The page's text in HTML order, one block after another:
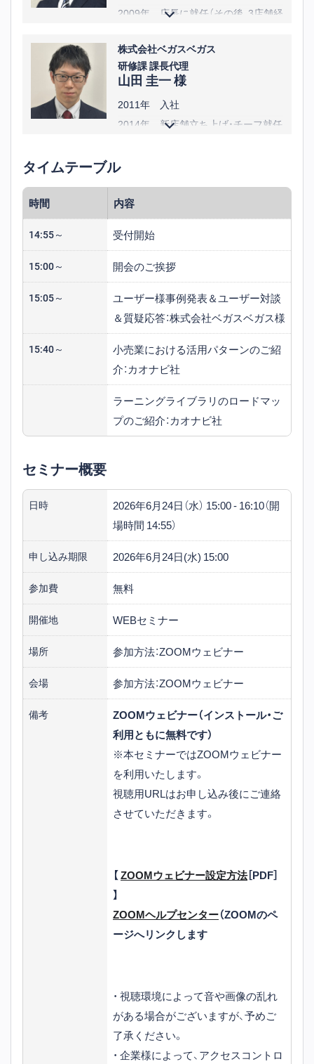
2009年 店長に就任（その後、3店舗経
2013年 エリア長に就任
2023年 人事総務部 部長に就任
2025年 DX推進部 部長を兼務／執
行役員 部長に就任
株式会社ベガスベガス
研修課 課長代理
山田 圭一 様
2011年 入社
2014年 新店舗立ち上げ・チーフ就任
2020年 人事総務部・新卒採用担当就
2022年 サービス研修課・研修担当就
任
2025年 研修課・課長代理就任
タイムテーブル
時間 内容
14:55～ 受付開始
15:00～ 開会のご挨拶
15:05～
ユーザー様事例発表＆ユーザー対談
＆質疑応答：株式会社ベガスベガス様
15:40～
小売業における活用パターンのご紹
介：カオナビ社
ラーニングライブラリのロードマッ
プのご紹介：カオナビ社
セミナー概要
日時
2026年6月24日（水） 15:00 - 16:10（開
場時間 14:55）
申し込み期限 2026年6月24日(水) 15:00
参加費 無料
開催地 WEBセミナー
場所 参加方法：ZOOMウェビナー
会場 参加方法：ZOOMウェビナー
備考
ZOOMウェビナー（インストール・ご
利用ともに無料です）
※本セミナーではZOOMウェビナー
を利用いたします。
視聴用URLはお申し込み後にご連絡
させていただきます。
【ZOOMウェビナー設定方法［PDF］
】
ZOOMヘルプセンター（ZOOMのペ
ージへリンクします
・ 視聴環境によって音や画像の乱れ
がある場合がございますが、予めご
了承ください。
・ 企業様によって、アクセスコントロ